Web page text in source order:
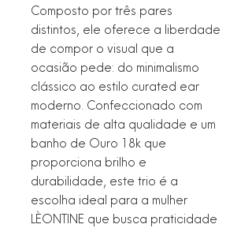
Composto por três pares
distintos, ele oferece a liberdade
de compor o visual que a
ocasião pede: do minimalismo
clássico ao estilo curated ear
moderno. Confeccionado com
materiais de alta qualidade e um
banho de Ouro 18k que
proporciona brilho e
durabilidade, este trio é a
escolha ideal para a mulher
LÈONTINE que busca praticidade